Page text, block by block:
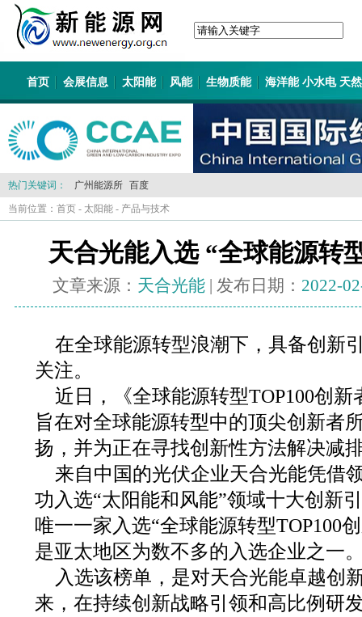
首页 会展信息 太阳能 风能 生物质能 海洋能 小水电 天
热门关键词： 广州能源所 百度
当前位置： 首页 - 太阳能 - 产品与技术
天合光能入选 “全球能源转
文章来源： 天合光能 | 发布日期： 2022-
在全球能源转型浪潮下，具备创新
关注。
近日，《全球能源转型TOP100创
旨在对全球能源转型中的顶尖创新者
扬，并为正在寻找创新性方法解决减
来自中国的光伏企业天合光能凭借
功入选“太阳能和风能”领域十大创新
唯一一家入选“全球能源转型TOP100
是亚太地区为数不多的入选企业之一
入选该榜单，是对天合光能卓越创
来，在持续创新战略引领和高比例研